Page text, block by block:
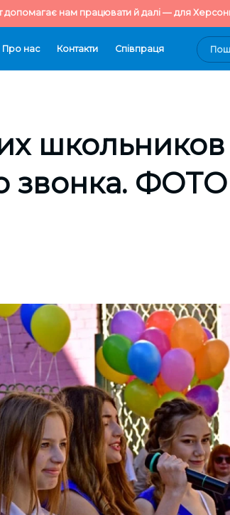
допомагає нам працювати й далі — для
Про нас Контакти Cпівпраця
звонка.